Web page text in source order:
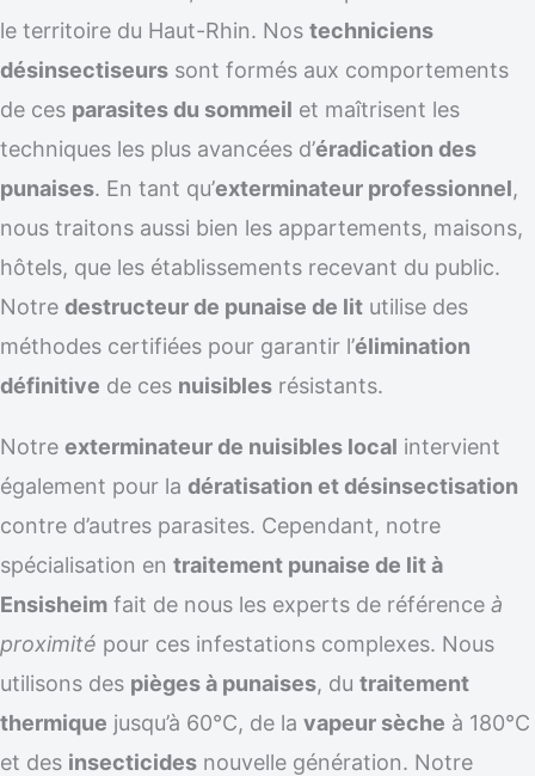
le territoire du Haut-Rhin. Nos techniciens
désinsectiseurs sont formés aux comportements
de ces parasites du sommeil et maîtrisent les
techniques les plus avancées d’éradication des
punaises. En tant qu’exterminateur professionnel,
nous traitons aussi bien les appartements, maisons,
hôtels, que les établissements recevant du public.
Notre destructeur de punaise de lit utilise des
méthodes certifiées pour garantir l’élimination
définitive de ces nuisibles résistants.
Notre exterminateur de nuisibles local intervient
également pour la dératisation et désinsectisation
contre d’autres parasites. Cependant, notre
spécialisation en traitement punaise de lit à
Ensisheim fait de nous les experts de référence à
proximité pour ces infestations complexes. Nous
utilisons des pièges à punaises, du traitement
thermique jusqu’à 60°C, de la vapeur sèche à 180°C
et des insecticides nouvelle génération. Notre